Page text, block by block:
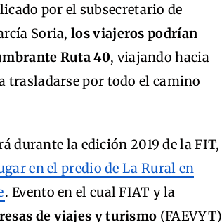
por el subsecretario de
Soria,los viajeros podrían
Ruta 40, viajando hacia
trasladarse por todo el camino
durante la edición 2019 de la FIT,
en el predio de La Rural en
. Evento en el cual FIAT y la
de viajes y turismo (FAEVYT)